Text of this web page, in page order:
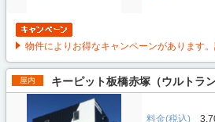
物件によりお得なキャンペーンがあります
屋内 キーピット板橋赤塚（ウルトラン
料金(税込)